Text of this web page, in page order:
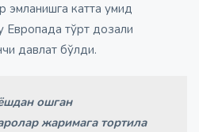
эмланишга катта умид
Европада тўрт дозали
давлат бўлди.
ошган
жаримага тортила